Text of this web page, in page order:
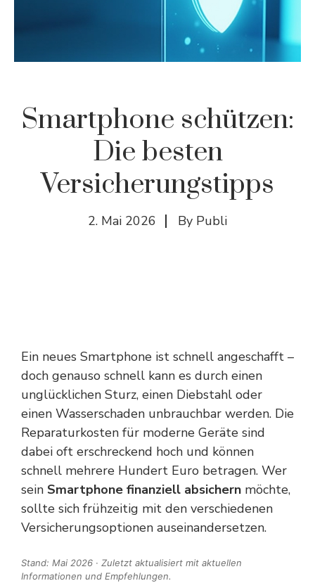
Smartphone schützen:
Die besten
Versicherungstipps
2. Mai 2026 By Publi
Ein neues Smartphone ist schnell angeschafft –
doch genauso schnell kann es durch einen
unglücklichen Sturz, einen Diebstahl oder
einen Wasserschaden unbrauchbar werden. Die
Reparaturkosten für moderne Geräte sind
dabei oft erschreckend hoch und können
schnell mehrere Hundert Euro betragen. Wer
sein Smartphone finanziell absichern möchte,
sollte sich frühzeitig mit den verschiedenen
Versicherungsoptionen auseinandersetzen.
Stand: Mai 2026 · Zuletzt aktualisiert mit aktuellen
Informationen und Empfehlungen.